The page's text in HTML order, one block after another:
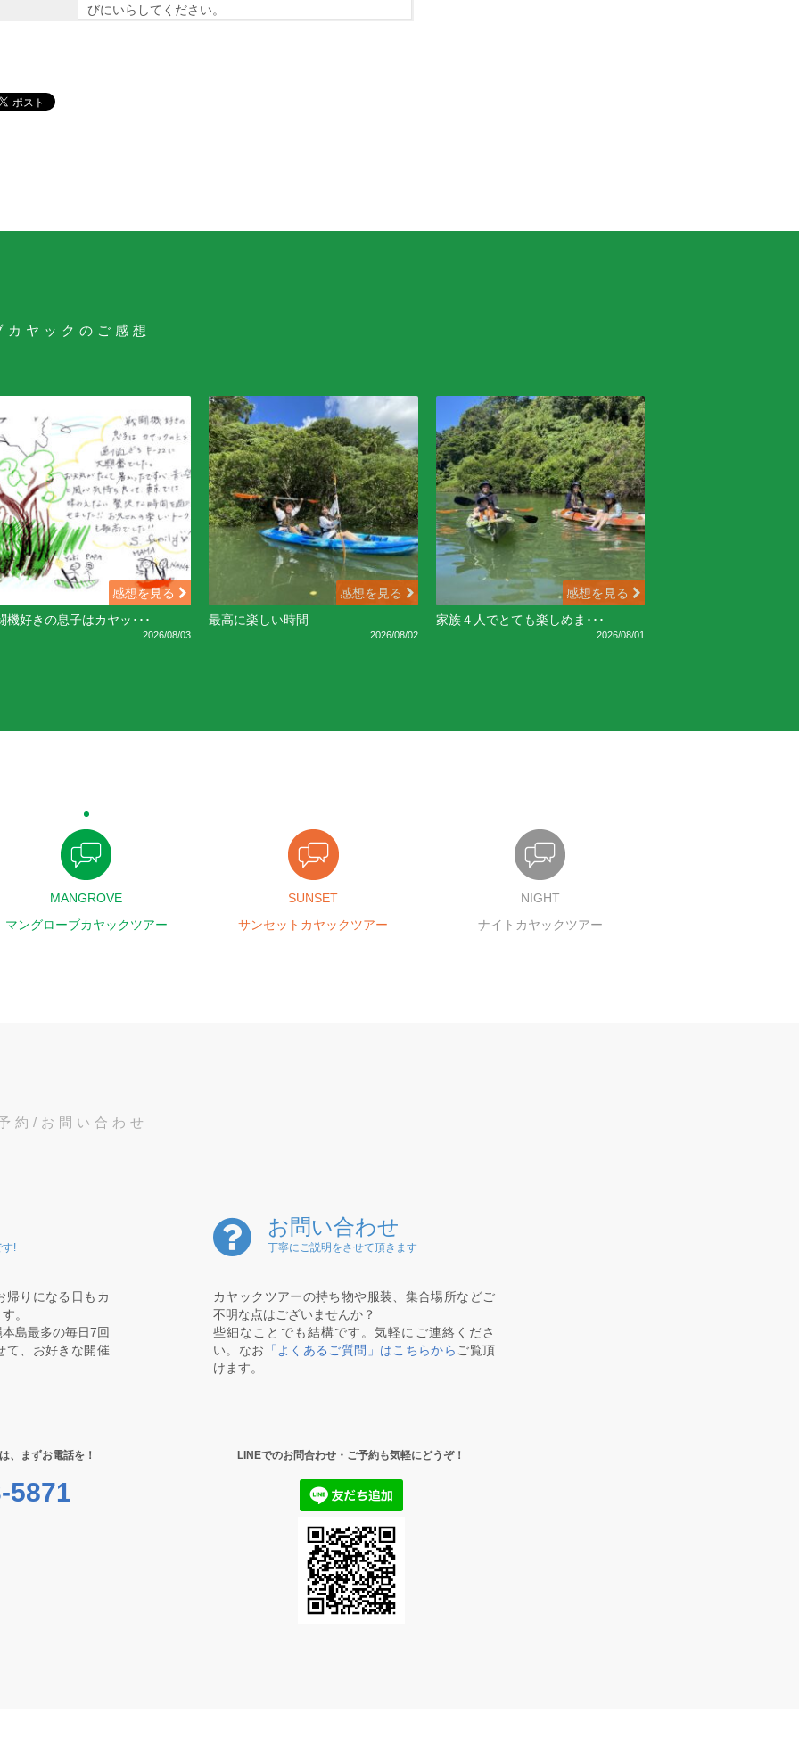
びにいらしてください。
カヤックのご感想
感想を見る
機好きの息子はカヤッ･･･
2026/08/03
感想を見る
最高に楽しい時間
2026/08/02
感想を見る
家族４人でとても楽しめま･･･
2026/08/01
MANGROVE
マングローブカヤックツアー
SUNSET
サンセットカヤックツアー
NIGHT
ナイトカヤックツアー
約/お問い合わせ
す!
帰りになる日もカ
。
島最多の毎日7回
て、お好きな開催
お問い合わせ
丁寧にご説明をさせて頂きます
カヤックツアーの持ち物や服装、集合場所などご
不明な点はございませんか？
些細なことでも結構です。気軽にご連絡くださ
い。なお 「よくあるご質問」はこちらから ご覧頂
けます。
、まずお電話を！
5871
LINEでのお問合わせ・ご予約も気軽にどうぞ！